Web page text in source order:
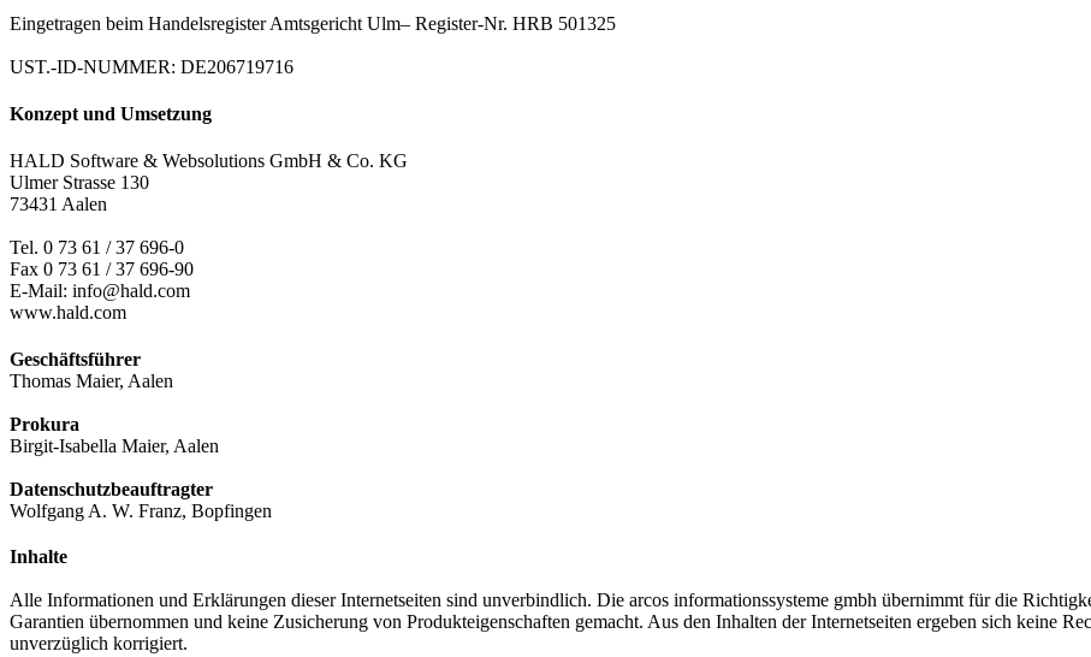
Eingetragen beim Handelsregister Amtsgericht Ulm– Register-Nr. HRB 501325
UST.-ID-NUMMER: DE206719716
Konzept und Umsetzung
HALD Software & Websolutions GmbH & Co. KG
Ulmer Strasse 130
73431 Aalen
Tel. 0 73 61 / 37 696-0
Fax 0 73 61 / 37 696-90
E-Mail: info@hald.com
www.hald.com
Geschäftsführer
Thomas Maier, Aalen
Prokura
Birgit-Isabella Maier, Aalen
Datenschutzbeauftragter
Wolfgang A. W. Franz, Bopfingen
Inhalte
Alle Informationen und Erklärungen dieser Internetseiten sind unverbindlich. Die arcos informationssysteme gmbh übernimmt für die
Garantien übernommen und keine Zusicherung von Produkteigenschaften gemacht. Aus den Inhalten der Internetseiten ergeben sich keine
unverzüglich korrigiert.